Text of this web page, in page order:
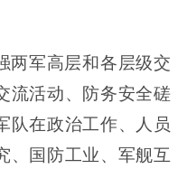
两军高层和各层级交
流活动、防务安全磋
队在政治工作、人员
、国防工业、军舰互